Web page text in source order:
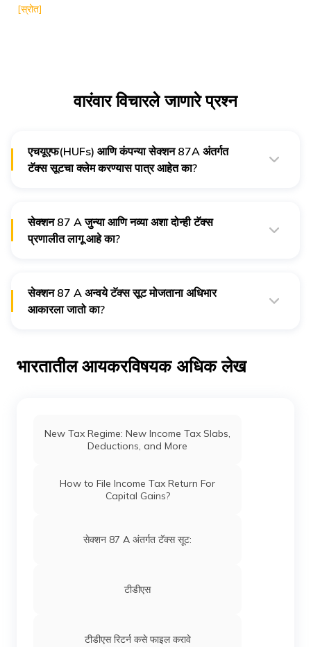
[स्रोत]
वारंवार विचारले जाणारे प्रश्न
एचयूएफ(HUFs) आणि कंपन्या सेक्शन 87A अंतर्गत
टॅक्स सूटचा क्लेम करण्यास पात्र आहेत का?
सेक्शन 87 A जुन्या आणि नव्या अशा दोन्ही टॅक्स
प्रणालीत लागू आहे का?
सेक्शन 87 A अन्वये टॅक्स सूट मोजताना अधिभार
आकारला जातो का?
इन्कम ₹ 50 लाखांपेक्षा जास्त परंतु ₹ 1 कोटीपेक्षा कमी असेल तेव्हा सेस लागू
होतो.
भारतातील आयकरविषयक अधिक लेख
New Tax Regime: New Income Tax Slabs,
Deductions, and More
How to File Income Tax Return For
Capital Gains?
सेक्शन 87 A अंतर्गत टॅक्स सूट:
टीडीएस
टीडीएस रिटर्न कसे फाइल करावे